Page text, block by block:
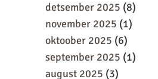
detsember 2025 (8)
november 2025 (1)
oktoober 2025 (6)
september 2025 (1)
august 2025 (3)